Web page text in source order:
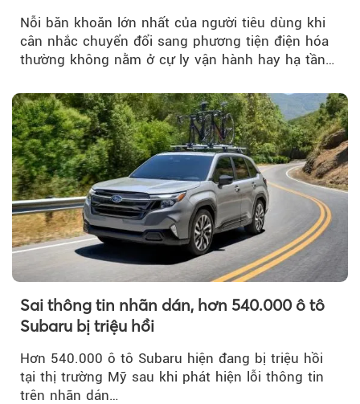
Theo
Nỗi băn khoăn lớn nhất của người tiêu dùng khi
cân nhắc chuyển đổi sang phương tiện điện hóa
thường không nằm ở cự ly vận hành hay hạ tầng
Sai thông tin nhãn dán, hơn 540.000 ô tô
Subaru bị triệu hồi
Hơn 540.000 ô tô Subaru hiện đang bị triệu hồi
tại thị trường Mỹ sau khi phát hiện lỗi thông tin
trên nhãn dán…